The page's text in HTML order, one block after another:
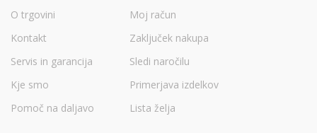
O trgovini
Kontakt
Servis in garancija
Kje smo
Pomoč na daljavo
Moj račun
Zaključek nakupa
Sledi naročilu
Primerjava izdelkov
Lista želja